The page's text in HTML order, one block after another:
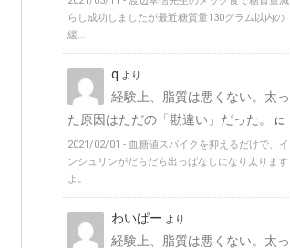
らし成功しましたが最近糖質量130グラム以内の
緩...
q より
経験上、脂質は悪くない。太っ
た原因はただの「勘違い」だった。
に
2021/02/01 - 血糖値スパイクを抑えるだけで、イ
ンシュリンがだらだら出っぱなしになり太ります
よ。
わいぱー より
経験上、脂質は悪くない。太っ